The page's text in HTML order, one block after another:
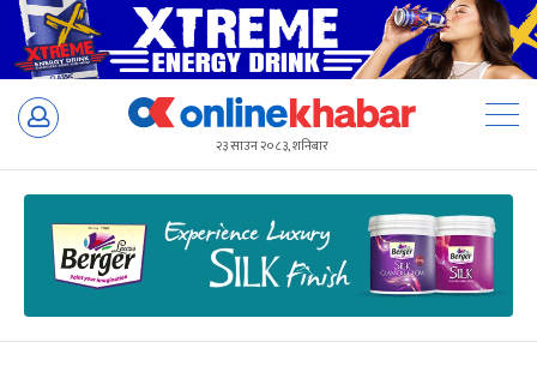
Skip
२३ साउन २०८३, शनिबार